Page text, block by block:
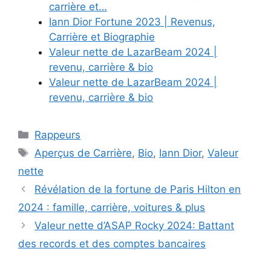
carrière et…
Iann Dior Fortune 2023 | Revenus,
Carrière et Biographie
Valeur nette de LazarBeam 2024 |
revenu, carrière & bio
Valeur nette de LazarBeam 2024 |
revenu, carrière & bio
Categories
Rappeurs
Tags
Aperçus de Carrière, Bio, Iann Dior,Valeur
nette
Révélation de la fortune de Paris Hilton en
2024 : famille, carrière, voitures & plus
Valeur nette d’ASAP Rocky 2024: Battant
des records et des comptes bancaires